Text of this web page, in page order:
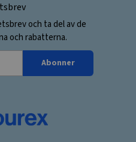
och ta del av de
och rabatterna.
Abonner